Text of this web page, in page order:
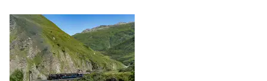
HG 2/3
HG 3/4
HG 4/4
2022
2023
2024
2025